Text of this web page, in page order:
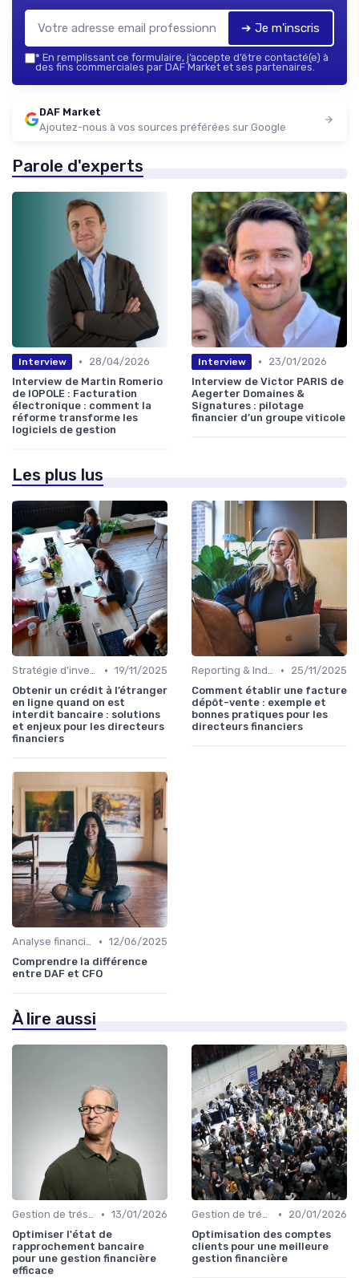
➔ Je m'inscris
* En remplissant ce formulaire, j’accepte d’être contacté(e) à
des fins commerciales par DAF Market et ses partenaires.
DAF Market
Ajoutez-nous à vos sources préférées sur Google
Parole d'experts
Interview •
28/04/2026
Interview de Martin Romerio
de IOPOLE : Facturation
électronique : comment la
réforme transforme les
logiciels de gestion
Interview •
23/01/2026
Interview de Victor PARIS de
Aegerter Domaines &
Signatures : pilotage
financier d’un groupe viticole
Les plus lus
Stratégie d'investissement • 19/11/2025
Obtenir un crédit à l’étranger
en ligne quand on est
interdit bancaire : solutions
et enjeux pour les directeurs
financiers
Reporting & Indicateurs •
25/11/2025
Comment établir une facture
dépôt-vente : exemple et
bonnes pratiques pour les
directeurs financiers
Analyse financière • 12/06/2025
Comprendre la différence
entre DAF et CFO
À lire aussi
Gestion de trésorerie • 13/01/2026
Optimiser l'état de
rapprochement bancaire
pour une gestion financière
efficace
Gestion de trésorerie •
20/01/2026
Optimisation des comptes
clients pour une meilleure
gestion financière